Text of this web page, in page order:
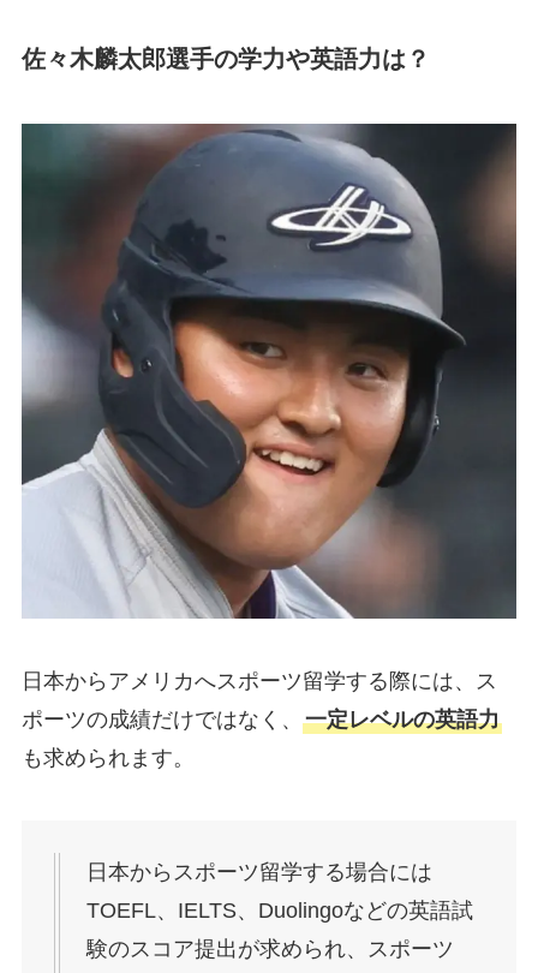
佐々木麟太郎選手の学力や英語力は？
日本からアメリカへスポーツ留学する際には、ス
ポーツの成績だけではなく、 一定レベルの英語力
も求められます。
日本からスポーツ留学する場合には
TOEFL、IELTS、Duolingoなどの英語試
験のスコア提出が求められ、スポーツ